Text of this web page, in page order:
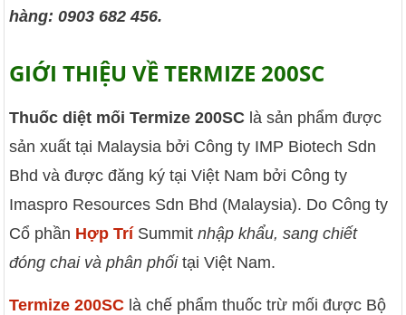
hàng: 0903 682 456.
GIỚI THIỆU VỀ TERMIZE 200SC
Thuốc diệt mối Termize 200SC là sản phẩm được
sản xuất tại Malaysia bởi Công ty IMP Biotech Sdn
Bhd và được đăng ký tại Việt Nam bởi Công ty
Imaspro Resources Sdn Bhd (Malaysia). Do Công ty
Cổ phần Hợp Trí Summitnhập khẩu, sang chiết
đóng chai và phân phốitại Việt Nam.
Termize 200SC là chế phẩm thuốc trừ mối được Bộ